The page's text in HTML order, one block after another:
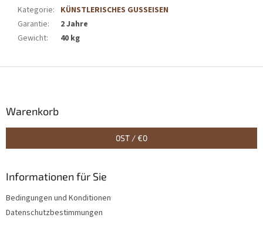
Kategorie: KÜNSTLERISCHES GUSSEISEN
Garantie:
2 Jahre
Gewicht: 40 kg
Warenkorb
0ST /€0
Informationen für Sie
Bedingungen und Konditionen
Datenschutzbestimmungen